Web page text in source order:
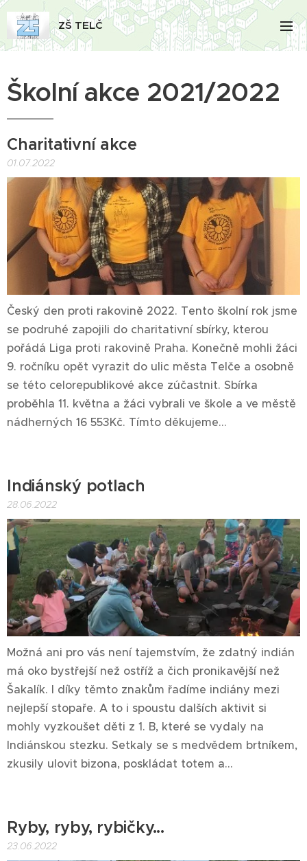
ZŠ TELČ
Školní akce 2021/2022
Charitativní akce
01.07.2022
Český den proti rakovině 2022. Tento školní rok jsme
se podruhé zapojili do charitativní sbírky, kterou
pořádá Liga proti rakovině Praha. Konečně mohli žáci
9. ročníku opět vyrazit do ulic města Telče a osobně
se této celorepublikové akce zúčastnit. Sbírka
proběhla 11. května a žáci vybrali ve škole a ve městě
nádherných 16 553Kč. Tímto děkujeme...
Indiánský potlach
28.06.2022
Možná ani pro vás není tajemstvím, že zdatný indián
má oko bystřejší než ostříž a čich pronikavější než
Šakalík. I díky těmto znakům řadíme indiány mezi
nejlepší stopaře. A to i spoustu dalších aktivit si
mohly vyzkoušet děti z 1. B, které se vydaly na
Indiánskou stezku. Setkaly se s medvědem brtníkem,
zkusily ulovit bizona, poskládat totem a...
Ryby, ryby, rybičky...
23.06.2022